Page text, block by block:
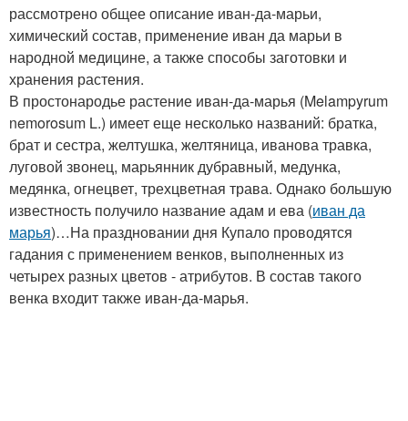
рассмотрено общее описание иван-да-марьи,
химический состав, применение иван да марьи в
народной медицине, а также способы заготовки и
хранения растения.
В простонародье растение иван-да-марья (Melampyrum
nemorosum L.) имеет еще несколько названий: братка,
брат и сестра, желтушка, желтяница, иванова травка,
луговой звонец, марьянник дубравный, медунка,
медянка, огнецвет, трехцветная трава. Однако большую
известность получило название адам и ева (иван да
марья)…На праздновании дня Купало проводятся
гадания с применением венков, выполненных из
четырех разных цветов - атрибутов. В состав такого
венка входит также иван-да-марья.